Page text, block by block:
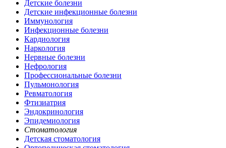
Детские болезни
Детские инфекционные болезни
Иммунология
Инфекционные болезни
Кардиология
Наркология
Нервные болезни
Нефрология
Профессиональные болезни
Пульмонология
Ревматология
Фтизиатрия
Эндокринология
Эпидемиология
Стоматология
Детская стоматология